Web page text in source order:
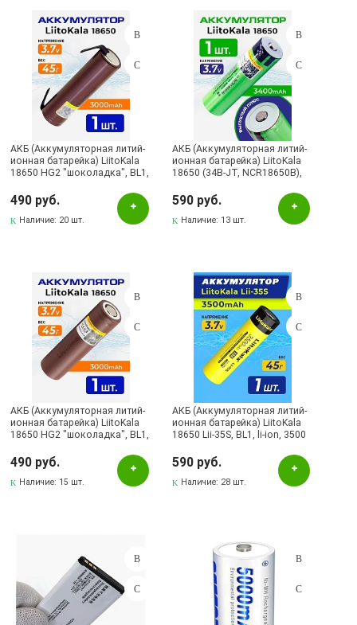
Желтый
Зеленый
Красный
Оранжевый
Рисунок
Салатовый
Серебристый
Серый
Бренд
BESTON
GP
LiitoKala
Pаспределительный центр
Бугульма, ул.Ленина, 145, ТЦ ЭССЕН
Бугульма, ул.Ленина, 2Б, ТД ТЕХНОПОЛИС
Бугульма, ул.М.Джалиля, 7, ЦУМ
АКБ (Аккумуляторная литий-
ионная батарейка) LiitoKala
18650 HG2 "шоколадка", BL1,
выводами для шyрyповерта,
без защиты
490 руб.
Наличие: 20 шт.
АКБ (Аккумуляторная литий-
ионная батарейка) LiitoKala
18650 (34B-JT, NCR18650B),
выпуклым плюсом, без
защиты
590 руб.
Наличие: 13 шт.
АКБ (Аккумуляторная литий-
ионная батарейка) LiitoKala
18650 HG2 "шоколадка", BL1,
плоским плюсом, без защиты
490 руб.
Наличие: 15 шт.
АКБ (Аккумуляторная литий-
ионная батарейка) LiitoKala
18650 Lii-35S, BL1, li-ion, 3500
без защиты
590 руб.
Наличие: 28 шт.